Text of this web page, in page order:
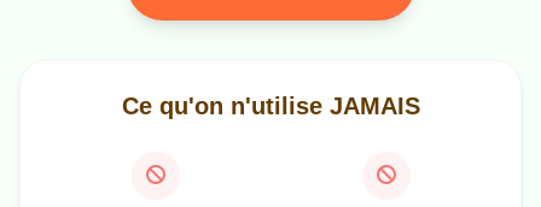
Ce qu'on n'utilise JAMAIS